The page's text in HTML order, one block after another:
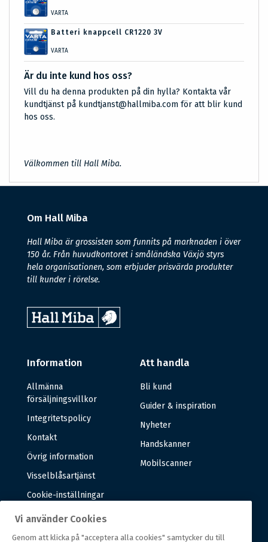
VARTA
Batteri knappcell CR1220 3V
VARTA
Är du inte kund hos oss?
Vill du ha denna produkten på din hylla? Kontakta vår
kundtjänst på kundtjanst@hallmiba.com för att blir kund
hos oss.
Välkommen till Hall Miba.
Om Hall Miba
Hall Miba är grossisten som funnits på marknaden i över
150 år. Från huvudkontoret i småländska Växjö styrs
hela organisationen, som erbjuder prisvärda produkter
till kunder i rörelse.
Information
Allmänna
försäljningsvillkor
Integritetspolicy
Kontakt
Övrig information
Visselblåsartjänst
Cookie-inställningar
Att handla
Bli kund
Guider & inspiration
Nyheter
Handskanner
Mobilscanner
Vi använder Cookies
Genom att klicka på "acceptera alla cookies" samtycker du till